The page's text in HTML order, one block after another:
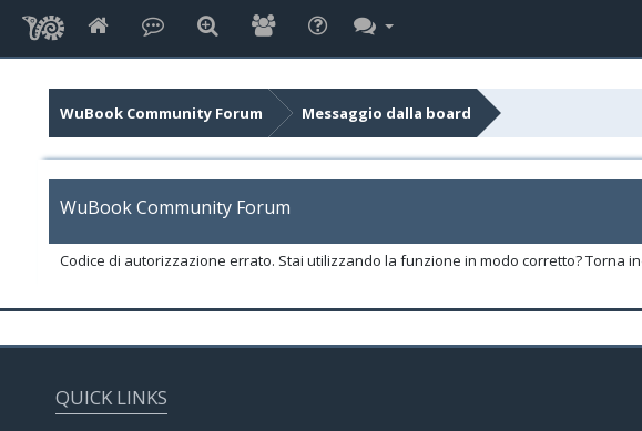
WuBook Community Forum Messaggio dalla board
WuBook Community Forum
Codice di autorizzazione errato. Stai utilizzando la funzione in modo corretto? Torna
QUICK LINKS